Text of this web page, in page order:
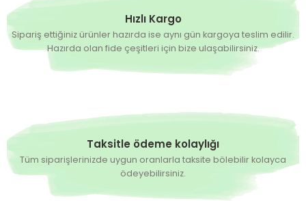
Hızlı Kargo
Sipariş ettiğiniz ürünler hazırda ise aynı gün kargoya teslim edilir.
Hazırda olan fide çeşitleri için bize ulaşabilirsiniz.
Taksitle ödeme kolaylığı
Tüm siparişlerinizde uygun oranlarla taksite bölebilir kolayca
ödeyebilirsiniz.